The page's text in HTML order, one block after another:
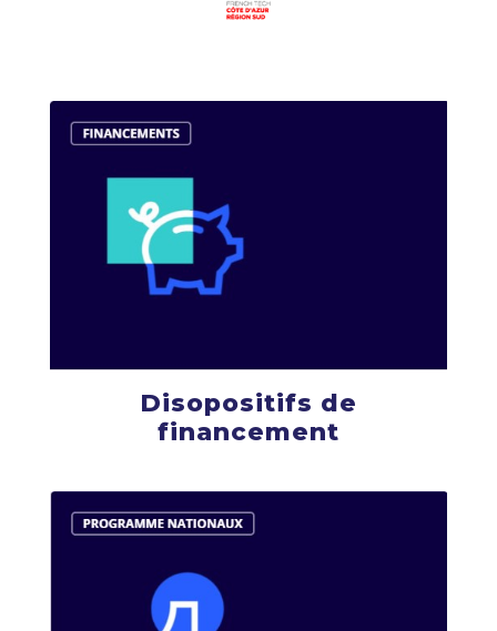
Disopositifs de
financement